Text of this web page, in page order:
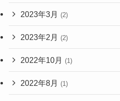
2023年3月 (2)
2023年2月 (2)
2022年10月 (1)
2022年8月 (1)